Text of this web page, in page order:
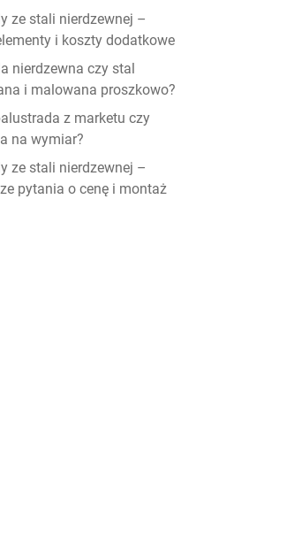
ze stali nierdzewnej –
i koszty dodatkowe
nierdzewna czy stal
i malowana proszkowo?
z marketu czy
na wymiar?
ze stali nierdzewnej –
pytania o cenę i montaż